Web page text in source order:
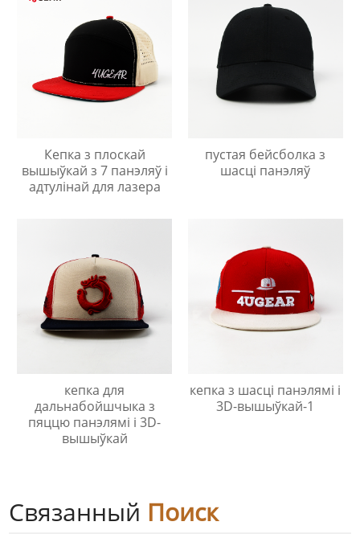
Кепка з плоскай
вышыўкай з 7 панэляў і
адтулінай для лазера
пустая бейсболка з
шасці панэляў
кепка для
дальнабойшчыка з
пяццю панэлямі і 3D-
вышыўкай
кепка з шасці панэлямі і
3D-вышыўкай-1
Связанный Поиск